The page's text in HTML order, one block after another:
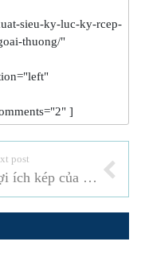
sieu-ky-luc-ky-rcep-
thuong/"
]
post
Lợi ích kép của RCEP trong thế giới hậu Covid-19